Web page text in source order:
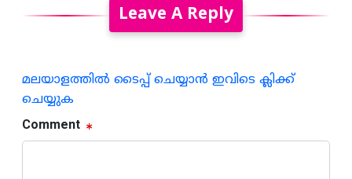
Leave A Reply
മലയാളത്തില്‍ ടൈപ്പ് ചെയ്യാന്‍ ഇവിടെ ക്ലിക്ക്
ചെയ്യുക
Comment